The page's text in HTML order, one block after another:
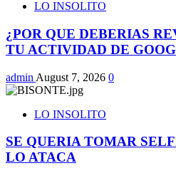
LO INSOLITO
¿POR QUE DEBERIAS
TU ACTIVIDAD DE
admin August 7, 2026 0
LO INSOLITO
SE QUERIA TOMAR
LO ATACA